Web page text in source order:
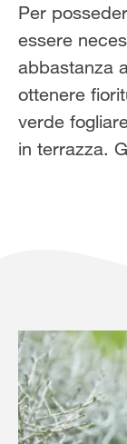
Mondi Tematici
Info
Per
essere
abbastanza
ottenere
verde
in terrazza.